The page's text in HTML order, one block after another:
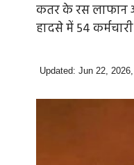
कतर के रस लाफान
हादसे में 54
Updated: Jun 22,